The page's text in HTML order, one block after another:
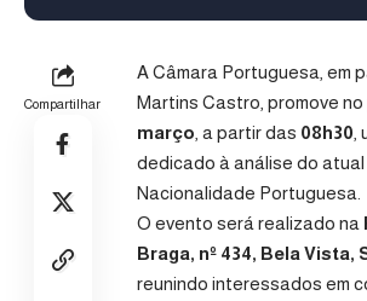
Compartilhar
A Câmara Portuguesa, em
Martins Castro, promove no
março , a partir das 08h30
dedicado à análise do
Nacionalidade Portuguesa.
O evento será realizado na
Braga, nº 434, Bela Vista,
reunindo interessados em